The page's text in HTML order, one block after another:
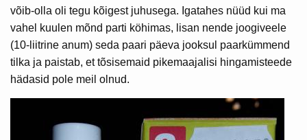
võib-olla oli tegu kõigest juhusega. Igatahes nüüd kui ma
vahel kuulen mõnd parti köhimas, lisan nende joogiveele
(10-liitrine anum) seda paari päeva jooksul paarkümmend
tilka ja paistab, et tõsisemaid pikemaajalisi hingamisteede
hädasid pole meil olnud.